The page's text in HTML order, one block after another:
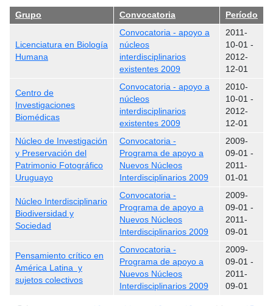
Grupo Convocatoria Período
Licenciatura en Biología
Humana
Convocatoria - apoyo a
núcleos
interdisciplinarios
existentes 2009
2011-
10-01 -
2012-
12-01
Centro de
Investigaciones
Biomédicas
Convocatoria - apoyo a
núcleos
interdisciplinarios
existentes 2009
2010-
10-01 -
2012-
12-01
Núcleo de Investigación
y Preservación del
Patrimonio Fotográfico
Uruguayo
Convocatoria -
Programa de apoyo a
Nuevos Núcleos
Interdisciplinarios 2009
2009-
09-01 -
2011-
01-01
Núcleo Interdisciplinario
Biodiversidad y
Sociedad
Convocatoria -
Programa de apoyo a
Nuevos Núcleos
Interdisciplinarios 2009
2009-
09-01 -
2011-
09-01
Pensamiento crítico en
América Latina y
sujetos colectivos
Convocatoria -
Programa de apoyo a
Nuevos Núcleos
Interdisciplinarios 2009
2009-
09-01 -
2011-
09-01